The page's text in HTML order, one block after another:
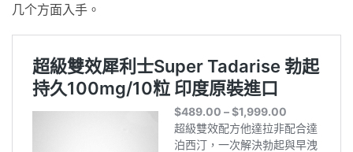
几个方面入手。